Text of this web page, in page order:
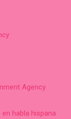
Agency
habla hispana